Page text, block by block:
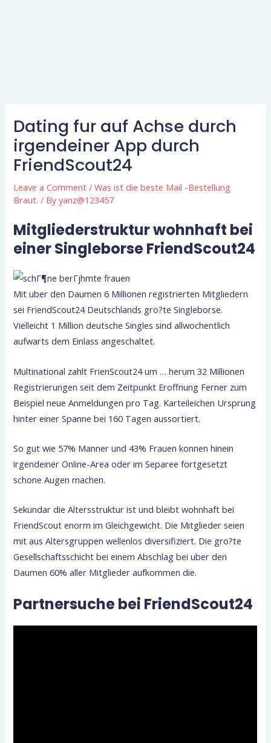
Dating fur auf Achse durch
irgendeiner App durch
FriendScout24
Leave a Comment /Was ist die beste Mail -Bestellung
Braut. / Byyanz@123457
Mitgliederstruktur wohnhaft bei
einer Singleborse FriendScout24
Mit uber den Daumen 6 Millionen registrierten Mitgliedern
sei FriendScout24 Deutschlands gro?te Singleborse.
Vielleicht 1 Million deutsche Singles sind allwochentlich
aufwarts dem Einlass angeschaltet.
Multinational zahlt FrienScout24 um … herum 32 Millionen
Registrierungen seit dem Zeitpunkt Eroffnung Ferner zum
Beispiel neue Anmeldungen pro Tag. Karteileichen Ursprung
hinter einer Spanne bei 160 Tagen aussortiert.
So gut wie 57% Manner und 43% Frauen konnen hinein
irgendeiner Online-Area oder im Separee fortgesetzt
schone Augen machen.
Sekundar die Altersstruktur ist und bleibt wohnhaft bei
FriendScout enorm im Gleichgewicht. Die Mitglieder seien
mit aus Altersgruppen wellenlos diversifiziert. Die gro?te
Gesellschaftsschicht bei einem Abschlag bei uber den
Daumen 60% aller Mitglieder aufkommen die.
Partnersuche bei FriendScout24